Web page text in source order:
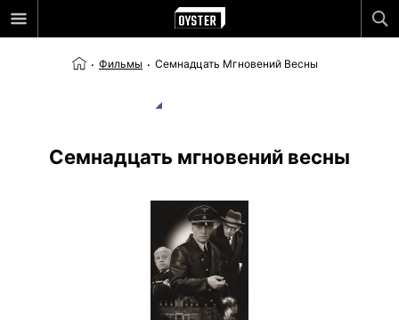
Фильмы Семнадцать Мгновений Весны
Семнадцать мгновений весны